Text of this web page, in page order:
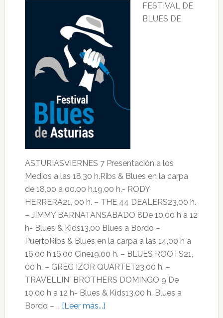
2025
FESTIVAL DE
BLUES DE
ASTURIASVIERNES 7 Presentación a los
Medios a las 18,30 h.Ribs & Blues en la carpa
de 18,00 a 00.00 h.19,00 h.- RODY
HERRERA21, 00 h. – THE 44 DEALERS23,00 h.
– JIMMY BARNATANSABADO 8De 10,00 h a 12
h- Blues & Kids13,00 Blues a Bordo –
PuertoRibs & Blues en la carpa a las 14,00 h a
16,00 h.16,00 Cine19,00 h. – BLUES ROOTS21,
00 h. – GREG IZOR QUARTET23,00 h. –
TRAVELLIN´ BROTHERS DOMINGO 9 De
10,00 h a 12 h- Blues & Kids13,00 h. Blues a
Bordo – … [Leer más...]acerca